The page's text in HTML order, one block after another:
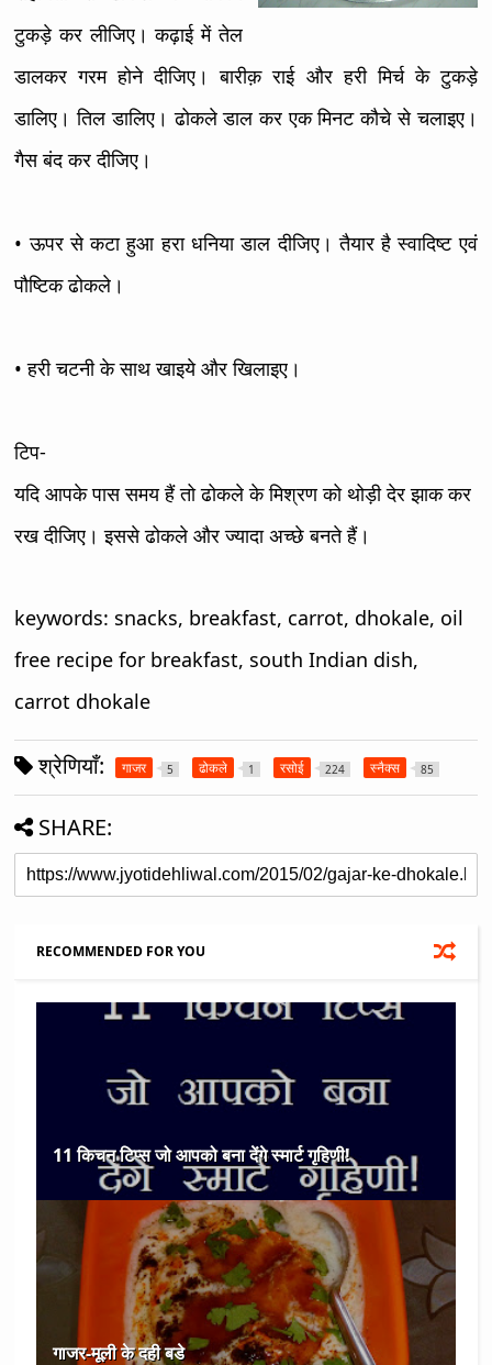
टुकड़े कर लीजिए। कढ़ाई में तेल
डालकर गरम होने दीजिए। बारीक़ राई और हरी मिर्च के टुकड़े
डालिए। तिल डालिए। ढोकले डाल कर एक मिनट कौचे से चलाइए।
गैस बंद कर दीजिए।
• ऊपर से कटा हुआ हरा धनिया डाल दीजिए। तैयार है स्वादिष्ट एवं
पौष्टिक ढोकले।
• हरी चटनी के साथ खाइये और खिलाइए।
टिप-
यदि आपके पास समय हैं तो ढोकले के मिश्रण को थोड़ी देर झाक कर
रख दीजिए। इससे ढोकले और ज्यादा अच्छे बनते हैं।
keywords: snacks, breakfast, carrot, dhokale, oil
free recipe for breakfast, south Indian dish,
carrot dhokale
श्रेणियाँ: गाजर 5 ढोकले 1 रसोई 224 स्नैक्स 85
SHARE:
RECOMMENDED FOR YOU
11 किचन टिप्स जो आपको बना देंगे स्मार्ट गृहिणी!
गाजर-मूली के दही बडे